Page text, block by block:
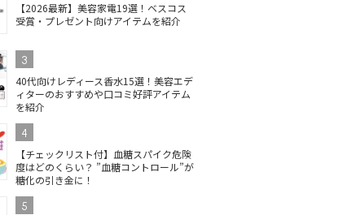
【2026最新】美容家電19選！ベスコス
受賞・プレゼント向けアイテムを紹介
3
40代向けレディース香水15選！美容エデ
ィターのおすすめや口コミ好評アイテム
を紹介
4
【チェックリスト付】血糖スパイク危険
度はどのくらい？ ”血糖コントロール”が
糖化の引き金に！
5